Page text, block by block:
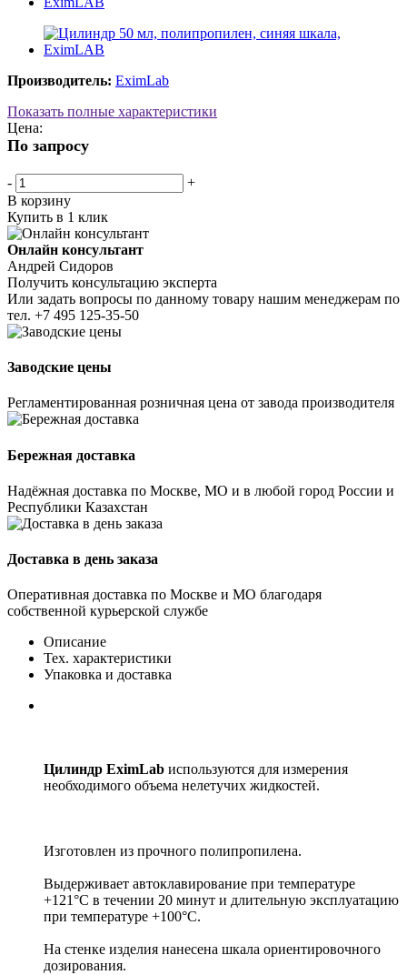
Производитель: EximLab
Показать полные характеристики
Цена:
По запросу
-
+
В корзину
Купить в 1 клик
Онлайн консультант
Андрей Сидоров
Получить консультацию эксперта
Или задать вопросы по данному товару нашим менеджерам по
тел. +7 495 125-35-50
Заводские цены
Регламентированная розничная цена от завода производителя
Бережная доставка
Надёжная доставка по Москве, МО и в любой город России и
Республики Казахстан
Доставка в день заказа
Оперативная доставка по Москве и МО благодаря
собственной курьерской службе
Описание
Тех. характеристики
Упаковка и доставка
Цилиндр EximLab используются для измерения
необходимого объема нелетучих жидкостей.
Изготовлен из прочного полипропилена.
Выдерживает автоклавирование при температуре
+121°С в течении 20 минут и длительную эксплуатацию
при температуре +100°C.
На стенке изделия нанесена шкала ориентировочного
дозирования.